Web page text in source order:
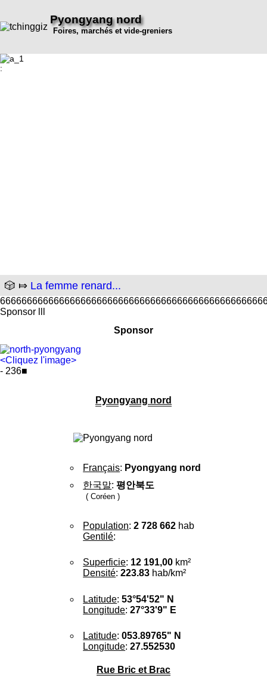
Pyongyang nord
Foires, marchés et vide-greniers
:
🎲 ⤇ La femme renard...
Sponsor lll
Sponsor
<Cliquez l'image>
- 236■
Pyongyang nord
Français: Pyongyang nord
한국말:평안북도
( Coréen )
Population:2 728 662 hab
Gentilé:
Superficie: 12 191,00 km²
Densité:223.83 hab/km²
Latitude:53°54'52" N
Longitude:27°33'9" E
Latitude:053.89765" N
Longitude:27.552530
Rue Bric et Brac